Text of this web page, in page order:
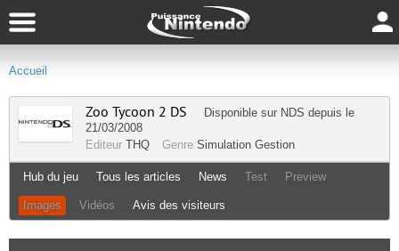
Accueil
Zoo Tycoon 2 DS Disponible sur NDS depuis le
21/03/2008
Editeur THQ Genre Simulation Gestion
Hub du jeu Tous les articles News Test Preview
Images Vidéos Avis des visiteurs